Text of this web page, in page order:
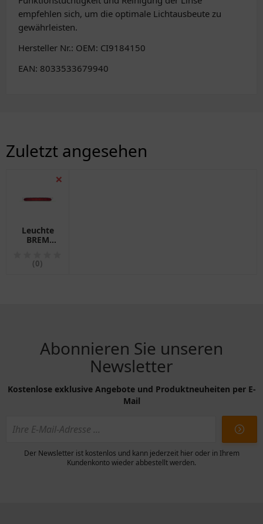
empfehlen sich, um die optimale Lichtausbeute zu
gewährleisten.
Hersteller Nr.: OEM: CI9184150
EAN: 8033533679940
Zuletzt angesehen
❌
Leuchte
BREM
Zusatzleuchte
(0)
Abonnieren Sie unseren
Newsletter
Kostenlose exklusive Angebote und Produktneuheiten per E-
Mail
Der Newsletter ist kostenlos und kann jederzeit hier oder in Ihrem
Kundenkonto wieder abbestellt werden.